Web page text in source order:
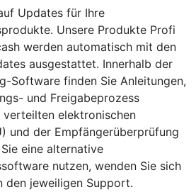
Updates für Ihre
Unsere Produkte Profi
werden automatisch mit den
ausgestattet. Innerhalb der
Software finden Sie Anleitungen,
und Freigabeprozess
elektronischen
und der Empfängerüberprüfung
eine alternative
nutzen, wenden Sie sich
den jeweiligen Support.